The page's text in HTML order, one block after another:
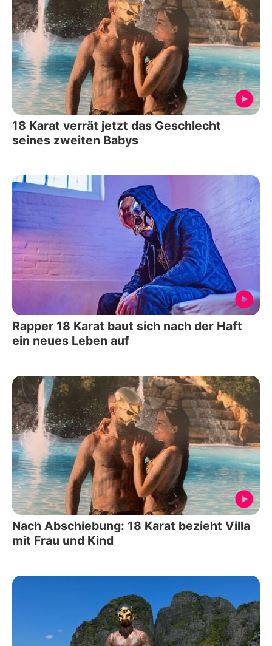
18 Karat verrät jetzt das Geschlecht
seines zweiten Babys
Rapper 18 Karat baut sich nach der Haft
ein neues Leben auf
Nach Abschiebung: 18 Karat bezieht Villa
mit Frau und Kind